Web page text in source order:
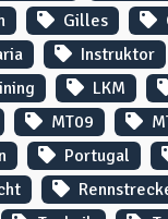
Gilles
Instruktor
LKM
MT09
Portugal